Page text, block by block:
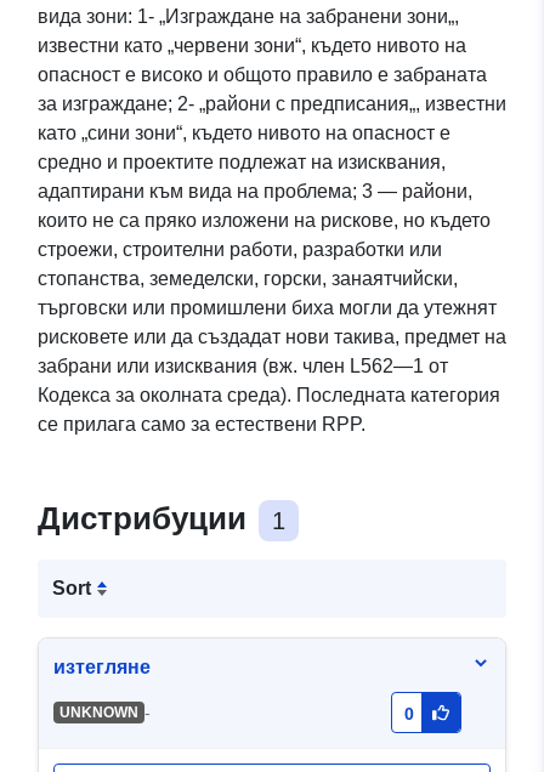
вида зони: 1- „Изграждане на забранени зони„,
известни като „червени зони“, където нивото на
опасност е високо и общото правило е забраната
за изграждане; 2- „райони с предписания„, известни
като „сини зони“, където нивото на опасност е
средно и проектите подлежат на изисквания,
адаптирани към вида на проблема; 3 — райони,
които не са пряко изложени на рискове, но където
строежи, строителни работи, разработки или
стопанства, земеделски, горски, занаятчийски,
търговски или промишлени биха могли да утежнят
рисковете или да създадат нови такива, предмет на
забрани или изисквания (вж. член L562—1 от
Кодекса за околната среда). Последната категория
се прилага само за естествени RPP.
Дистрибуции 1
Sort
изтегляне
UNKNOWN - 0